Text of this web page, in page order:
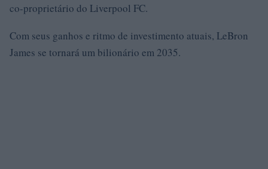
co-proprietário do Liverpool FC.
Com seus ganhos e ritmo de investimento atuais, LeBron
James se tornará um bilionário em 2035.